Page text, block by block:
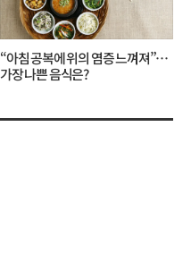
“아침 공복에 위의 염증 느껴져”…
가장 나쁜 음식은?